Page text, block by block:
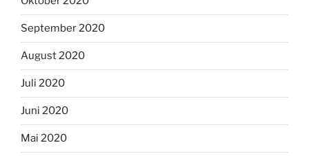
September 2020
August 2020
Juli 2020
Juni 2020
Mai 2020